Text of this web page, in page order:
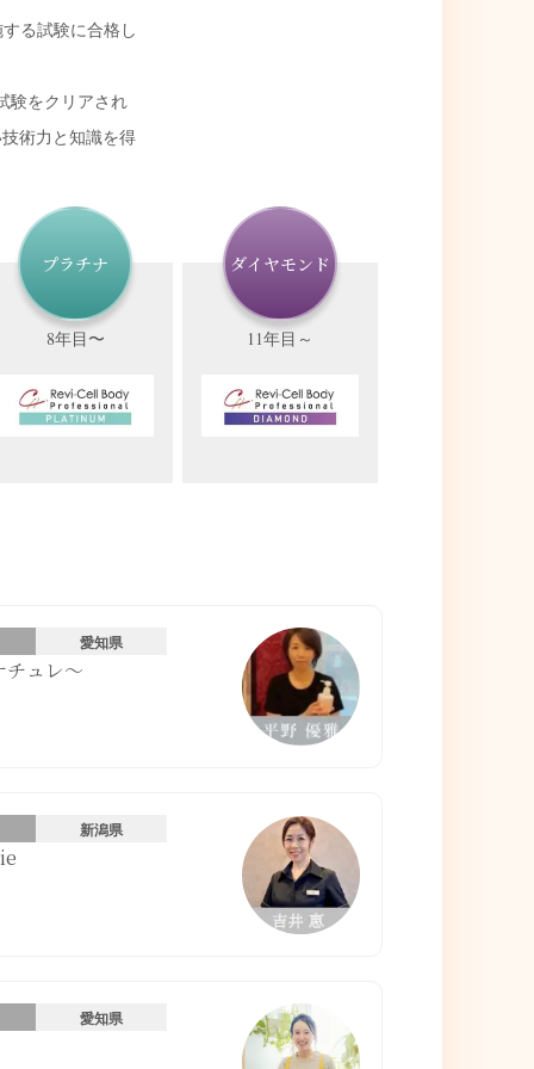
る試験に合格し
験をクリアされ
術力と知識を得
プラチナ
8年目〜
ダイヤモンド
11年目～
愛知県
ュレ〜
新潟県
愛知県